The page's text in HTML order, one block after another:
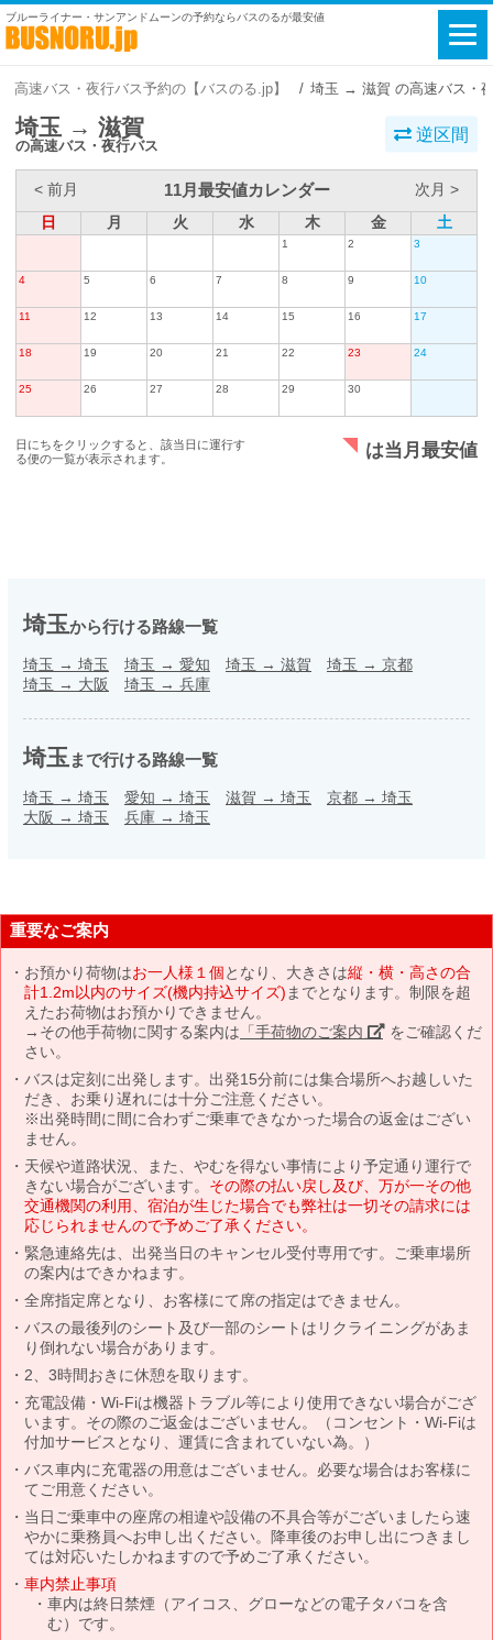
ブルーライナー・サンアンドムーンの予約ならバスのるが最安値
高速バス・夜行バス予約の【バスのる.jp】 埼玉 → 滋賀 の高速バス・
埼玉 → 滋賀
の高速バス・夜行バス
逆区間
< 前月 11月最安値カレンダー
次月 >
日
月 火 水 木 金 土
1 2 3
4 5 6 7 8 9 10
11 12 13 14 15 16 17
18 19 20 21 22 23 24
25 26 27 28 29 30
日にちをクリックすると、該当日に運行す
る便の一覧が表示されます。
は当月最安値
埼玉から行ける路線一覧
埼玉 → 埼玉 埼玉 → 愛知 埼玉 → 滋賀 埼玉 → 京都
埼玉 → 大阪 埼玉 → 兵庫
埼玉 まで行ける路線一覧
埼玉 → 埼玉 愛知 → 埼玉 滋賀 → 埼玉 京都 → 埼玉
大阪 → 埼玉 兵庫 → 埼玉
重要なご案内
お預かり荷物はお一人様１個となり、大きさは縦・横・高さの合
計1.2m以内のサイズ(機内持込サイズ) までとなります。制限を超
えたお荷物はお預かりできません。
→その他手荷物に関する案内は 「手荷物のご案内」 をご確認くだ
さい。
バスは定刻に出発します。出発15分前には集合場所へお越しいた
だき、お乗り遅れには十分ご注意ください。
※出発時間に間に合わずご乗車できなかった場合の返金はござい
ません。
天候や道路状況、また、やむを得ない事情により予定通り運行で
きない場合がございます。 その際の払い戻し及び、万が一その他
交通機関の利用、宿泊が生じた場合でも弊社は一切その請求には
応じられませんので予めご了承ください。
緊急連絡先は、出発当日のキャンセル受付専用です。ご乗車場所
の案内はできかねます。
全席指定席となり、お客様にて席の指定はできません。
バスの最後列のシート及び一部のシートはリクライニングがあま
り倒れない場合があります。
2、3時間おきに休憩を取ります。
充電設備・Wi-Fiは機器トラブル等により使用できない場合がござ
います。その際のご返金はございません。（コンセント・Wi-Fiは
付加サービスとなり、運賃に含まれていない為。）
バス車内に充電器の用意はございません。必要な場合はお客様に
てご用意ください。
当日ご乗車中の座席の相違や設備の不具合等がございましたら速
やかに乗務員へお申し出ください。降車後のお申し出につきまし
ては対応いたしかねますので予めご了承ください。
車内禁止事項
車内は終日禁煙（アイコス、グローなどの電子タバコを含
む）です。